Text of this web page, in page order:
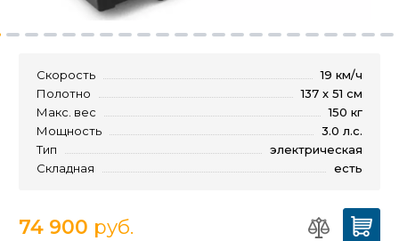
Скорость
19 км/ч
Полотно
137 х 51 см
Макс. вес
150 кг
Мощность
3.0 л.с.
Тип
электрическая
Складная
есть
74 900 руб.